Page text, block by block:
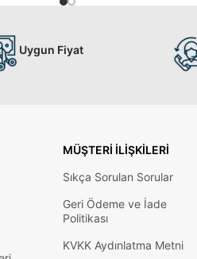
Uygun Fiyat
MÜŞTERI İLIŞKILERI
Sıkça Sorulan Sorular
Geri Ödeme ve İade
Politikası
KVKK Aydınlatma Metni